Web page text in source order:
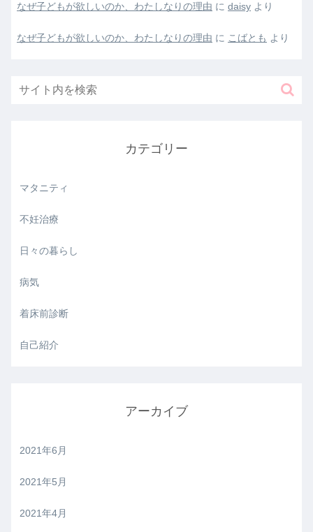
なぜ子どもが欲しいのか、わたしなりの理由 に daisy より
なぜ子どもが欲しいのか、わたしなりの理由 に こばとも より
カテゴリー
マタニティ
不妊治療
日々の暮らし
病気
着床前診断
自己紹介
アーカイブ
2021年6月
2021年5月
2021年4月